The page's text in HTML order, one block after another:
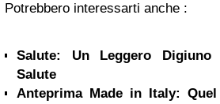
Potrebbero interessarti anche :
Salute: Un Leggero
Salute
Anteprima Made in Italy: